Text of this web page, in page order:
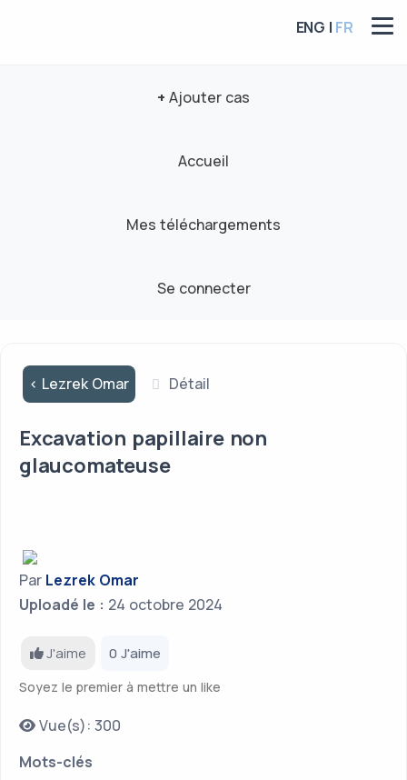
ENG | FR
+ Ajouter cas
Accueil
Mes téléchargements
Se connecter
< Lezrek Omar Détail
Excavation papillaire non
glaucomateuse
Par Lezrek Omar
Uploadé le : 24 octobre 2024
J'aime 0 J'aime
Soyez le premier à mettre un like
Vue(s): 300
Mots-clés